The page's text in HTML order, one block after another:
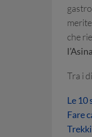
che
Tra i
Le 10
Fare